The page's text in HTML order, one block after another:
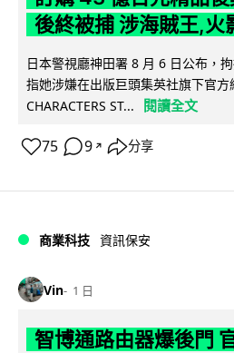
後終被捕 涉海賊王,火
日本警視廳神田署 8 月 6 日公布，
指她涉嫌在出版巨頭集英社旗下官方
CHARACTERS ST...
閱讀全文
75 9 ↗ 分享
商業科技 資訊保安
Vin 1 日
智博通路由器爆後門